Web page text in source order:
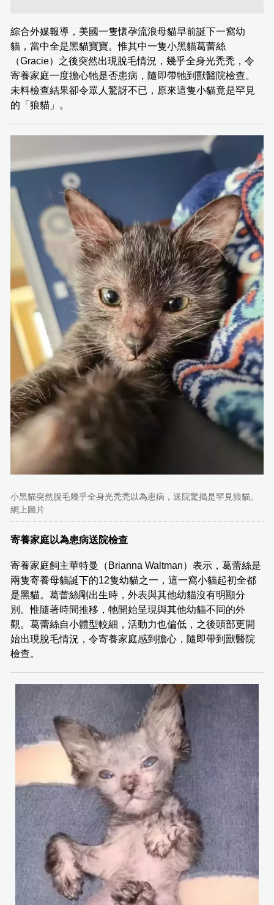
綜合外媒報導，美國一隻懷孕流浪母貓早前誕下一窩幼
貓，當中全是黑貓寶寶。惟其中一隻小黑貓葛蕾絲
（Gracie）之後突然出現脫毛情況，幾乎全身光禿禿，令
寄養家庭一度擔心牠是否患病，隨即帶牠到獸醫院檢查。
未料檢查結果卻令眾人驚訝不已，原來這隻小貓竟是罕見
的「狼貓」。
小黑貓突然脫毛幾乎全身光禿禿以為患病，送院驚揭是罕見狼貓。
網上圖片
寄養家庭以為患病送院檢查
寄養家庭飼主華特曼（Brianna Waltman）表示，葛蕾絲是
兩隻寄養母貓誕下的12隻幼貓之一，這一窩小貓起初全都
是黑貓。葛蕾絲剛出生時，外表與其他幼貓沒有明顯分
別。惟隨著時間推移，牠開始呈現與其他幼貓不同的外
觀。葛蕾絲自小體型較細，活動力也偏低，之後頭部更開
始出現脫毛情況，令寄養家庭感到擔心，隨即帶到獸醫院
檢查。